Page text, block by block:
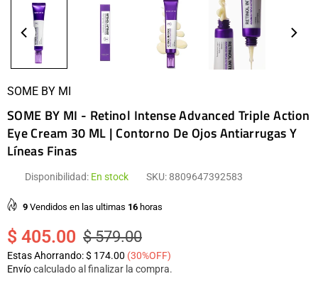
SOME BY MI
SOME BY MI - Retinol Intense Advanced Triple Action
Eye Cream 30 ML | Contorno De Ojos Antiarrugas Y
Líneas Finas
Disponibilidad: En stock SKU:8809647392583
9 Vendidos en las ultimas 16 horas
habitual
$ 405.00 $ 579.00
Estas Ahorrando:$ 174.00 (30%OFF)
Envíocalculado al finalizar la compra.